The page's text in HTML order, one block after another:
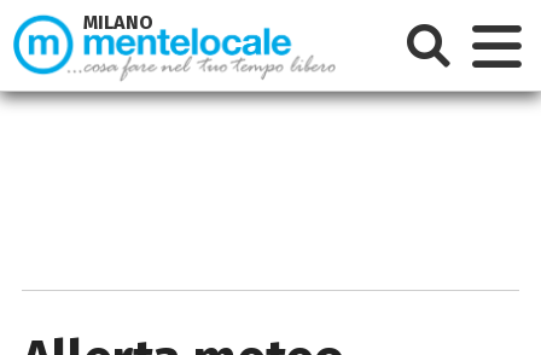
MILANO